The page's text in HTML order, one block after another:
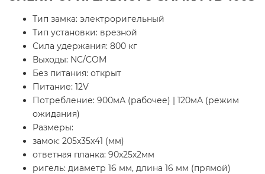
Тип замка: электроригельный
Тип установки: врезной
Сила удержания: 800 кг
Выходы: NC/COM
Без питания: открыт
Питание: 12V
Потребление: 900мА (рабочее) | 120мА (режим
ожидания)
Размеры:
замок: 205x35x41 (мм)
ответная планка: 90x25x2мм
ригель: диаметр 16 мм, длина 16 мм (прямой)